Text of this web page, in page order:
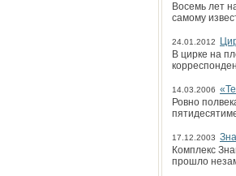
Восемь лет
самому
24.01.2012
В цирке на
14.03.2006
Ровно
17.12.2003
Комплекс
прошло